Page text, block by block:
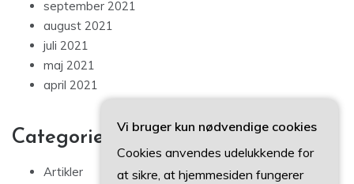
september 2021
august 2021
juli 2021
maj 2021
april 2021
Categories
Artikler
Vi bruger kun nødvendige cookies
Cookies anvendes udelukkende for
at sikre, at hjemmesiden fungerer